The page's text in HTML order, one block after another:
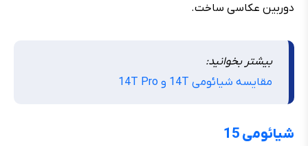
دوربین عکاسی ساخت.
بیشتر بخوانید:
مقایسه شیائومی 14T و 14T Pro
شیائومی 15